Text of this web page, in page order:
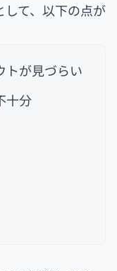
して、以下の点が
トが見づらい
十分